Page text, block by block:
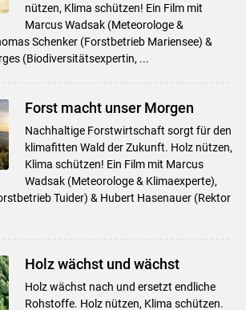
nützen, Klima schützen! Ein Film mit
Marcus Wadsak (Meteorologe &
Schenker (Forstbetrieb Mariensee) &
(Biodiversitätsexpertin, ...
Forst macht unser Morgen
Nachhaltige Forstwirtschaft sorgt für den
klimafitten Wald der Zukunft. Holz nützen,
Klima schützen! Ein Film mit Marcus
Wadsak (Meteorologe & Klimaexperte),
Tuider) & Hubert Hasenauer (Rektor
Holz wächst und wächst
Holz wächst nach und ersetzt endliche
Rohstoffe. Holz nützen, Klima schützen.